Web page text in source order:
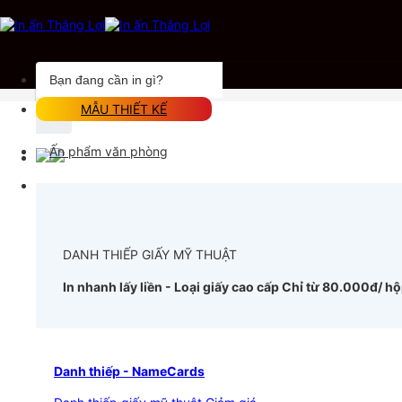
đến
Tìm
kiếm:
MẪU THIẾT KẾ
Ấn phẩm văn phòng
DANH THIẾP GIẤY MỸ THUẬT
In nhanh lấy liền - Loại giấy cao cấpChỉ từ 80.000đ/
Danh thiếp - NameCards